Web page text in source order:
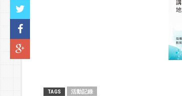
TAGS 活動記錄